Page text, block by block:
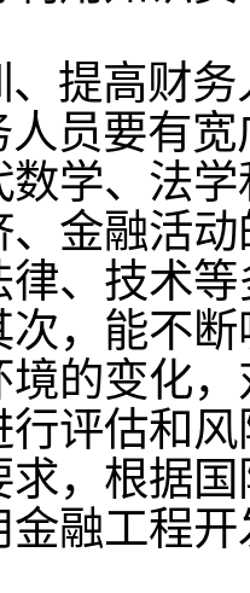
提高财务
员要有宽
数学、法
、金融活
律、技术
次，能不
境的变化
行评估和
求，根据
金融工程